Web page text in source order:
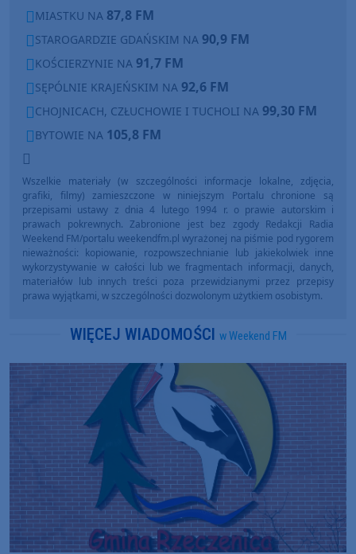
MIASTKU NA 87,8 FM
STAROGARDZIE GDAŃSKIM NA 90,9 FM
KOŚCIERZYNIE NA 91,7 FM
SĘPÓLNIE KRAJEŃSKIM NA 92,6 FM
CHOJNICACH, CZŁUCHOWIE I TUCHOLI NA 99,30 FM
BYTOWIE NA 105,8 FM
Wszelkie materiały (w szczególności informacje lokalne, zdjęcia,
grafiki, filmy) zamieszczone w niniejszym Portalu chronione są
przepisami ustawy z dnia 4 lutego 1994 r. o prawie autorskim i
prawach pokrewnych. Zabronione jest bez zgody Redakcji Radia
Weekend FM/portalu weekendfm.pl wyrażonej na piśmie pod rygorem
nieważności: kopiowanie, rozpowszechnianie lub jakiekolwiek inne
wykorzystywanie w całości lub we fragmentach informacji, danych,
materiałów lub innych treści poza przewidzianymi przez przepisy
prawa wyjątkami, w szczególności dozwolonym użytkiem osobistym.
WIĘCEJ WIADOMOŚCI w Weekend FM